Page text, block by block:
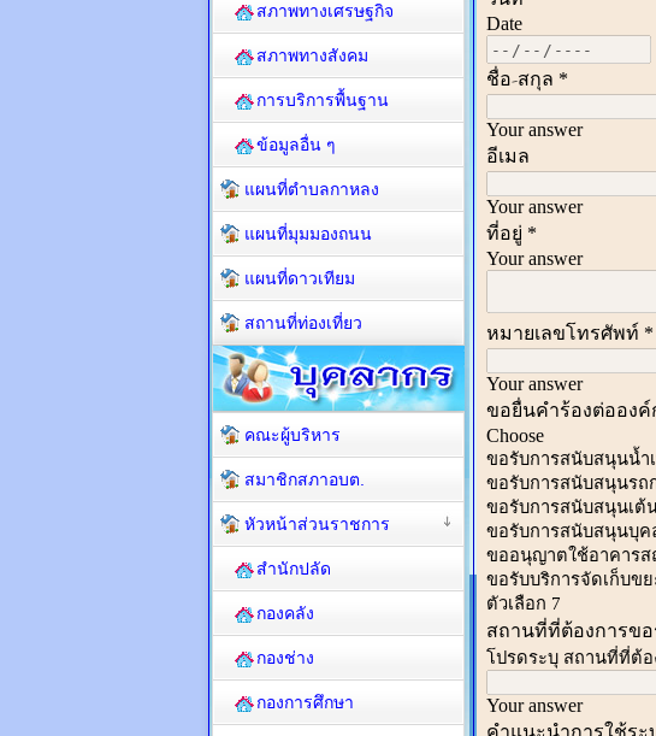
สภาพทางเศรษฐกิจ
สภาพทางสังคม
การบริการพื้นฐาน
ข้อมูลอื่น ๆ
แผนที่ตำบลกาหลง
แผนที่มุมมองถนน
แผนที่ดาวเทียม
สถานที่ท่องเที่ยว
คณะผู้บริหาร
สมาชิกสภาอบต.
หัวหน้าส่วนราชการ
สำนักปลัด
กองคลัง
กองช่าง
กองการศึกษา